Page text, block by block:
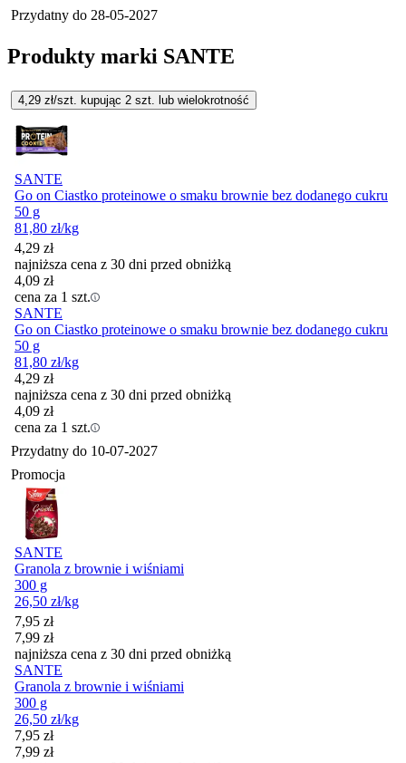
Przydatny do 28-05-2027
Produkty marki SANTE
4,29 zł/szt. kupując 2 szt. lub wielokrotność
SANTE
Go on Ciastko proteinowe o smaku brownie bez dodanego cukru
50 g
81,80 zł/kg
4,29 zł
najniższa cena z 30 dni przed obniżką
4,09 zł
cena za 1 szt.
SANTE
Go on Ciastko proteinowe o smaku brownie bez dodanego cukru
50 g
81,80 zł/kg
4,29 zł
najniższa cena z 30 dni przed obniżką
4,09 zł
cena za 1 szt.
Przydatny do 10-07-2027
Promocja
SANTE
Granola z brownie i wiśniami
300 g
26,50 zł/kg
Cena promocyjna
7,95 zł
7,99 zł
najniższa cena z 30 dni przed obniżką
SANTE
Granola z brownie i wiśniami
300 g
26,50 zł/kg
Cena promocyjna
7,95 zł
7,99 zł